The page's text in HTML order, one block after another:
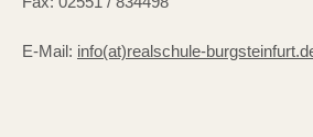
E-Mail: info(at)realschule-